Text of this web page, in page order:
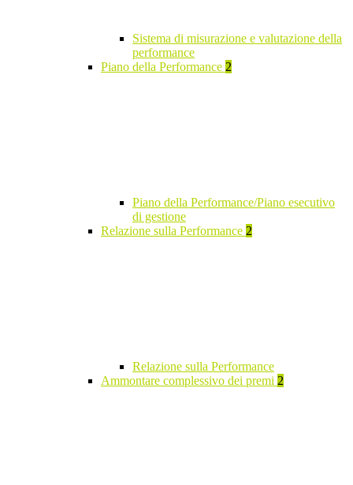
Sistema di misurazione e valutazione della
performance
Piano della Performance 2
Piano della Performance/Piano esecutivo
di gestione
Relazione sulla Performance 2
Relazione sulla Performance
Ammontare complessivo dei premi 2